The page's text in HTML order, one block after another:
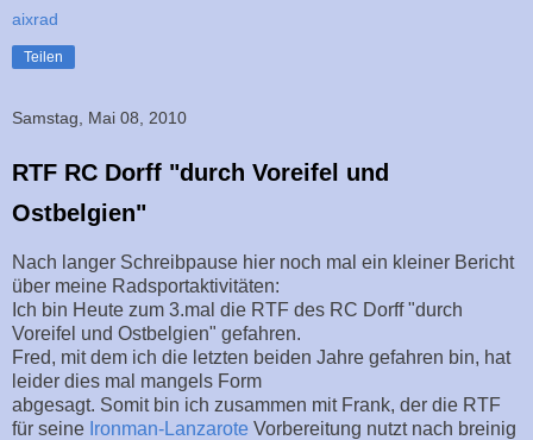
aixrad
Teilen
Samstag, Mai 08, 2010
RTF RC Dorff "durch Voreifel und
Ostbelgien"
Nach langer Schreibpause hier noch mal ein kleiner Bericht
über meine Radsportaktivitäten:
Ich bin Heute zum 3.mal die RTF des RC Dorff "durch
Voreifel und Ostbelgien" gefahren.
Fred, mit dem ich die letzten beiden Jahre gefahren bin, hat
leider dies mal mangels Form
abgesagt. Somit bin ich zusammen mit Frank, der die RTF
für seine Ironman-Lanzarote Vorbereitung nutzt nach breinig